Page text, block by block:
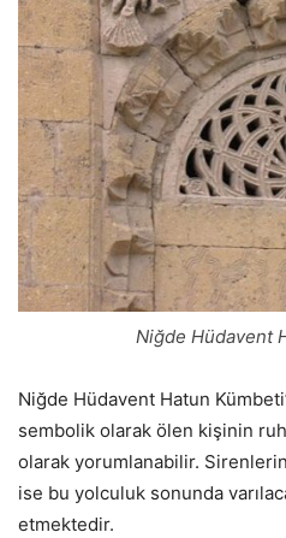
Niğde Hüdavent
Niğde Hüdavent Hatun
sembolik olarak ölen kişinin
olarak yorumlanabilir.
ise bu yolculuk sonunda
etmektedir.